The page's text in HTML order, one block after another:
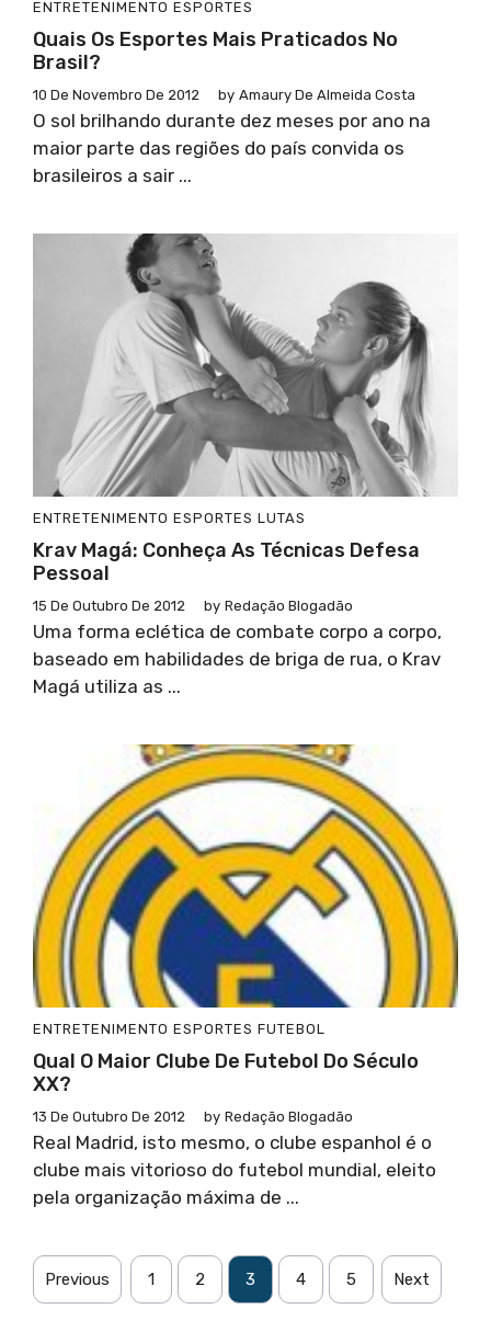
ENTRETENIMENTO ESPORTES
Quais Os Esportes Mais Praticados No
Brasil?
10 De Novembro De 2012 by Amaury De Almeida Costa
O sol brilhando durante dez meses por ano na
maior parte das regiões do país convida os
brasileiros a sair ...
ENTRETENIMENTO ESPORTES LUTAS
Krav Magá: Conheça As Técnicas Defesa
Pessoal
15 De Outubro De 2012 by Redação Blogadão
Uma forma eclética de combate corpo a corpo,
baseado em habilidades de briga de rua, o Krav
Magá utiliza as ...
ENTRETENIMENTO ESPORTES FUTEBOL
Qual O Maior Clube De Futebol Do Século
XX?
13 De Outubro De 2012 by Redação Blogadão
Real Madrid, isto mesmo, o clube espanhol é o
clube mais vitorioso do futebol mundial, eleito
pela organização máxima de ...
Previous 1 2 3 4 5 Next